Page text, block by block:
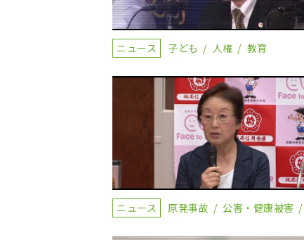
ニュース 子ども 人権 教育
ニュース 原発事故 公害・健康被害